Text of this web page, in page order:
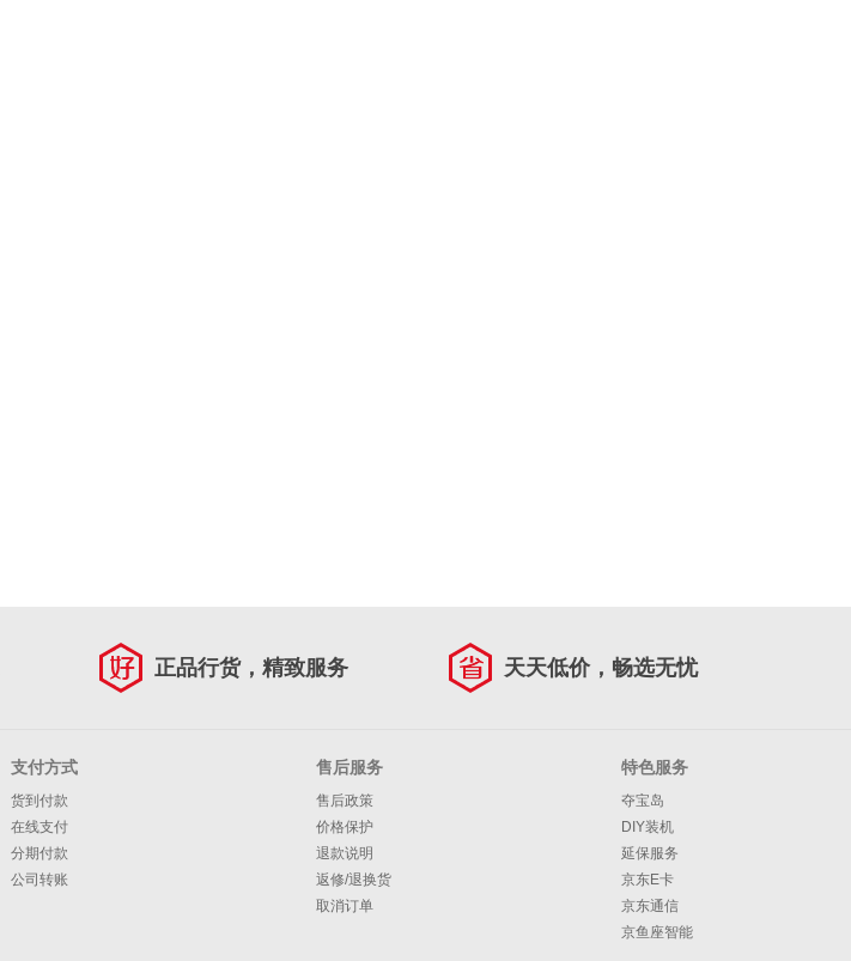
正品行货，精致服务 天天低价，畅选无忧
支付方式
货到付款
在线支付
分期付款
公司转账
售后服务
售后政策
价格保护
退款说明
返修/退换货
取消订单
特色服务
夺宝岛
DIY装机
延保服务
京东E卡
京东通信
京鱼座智能